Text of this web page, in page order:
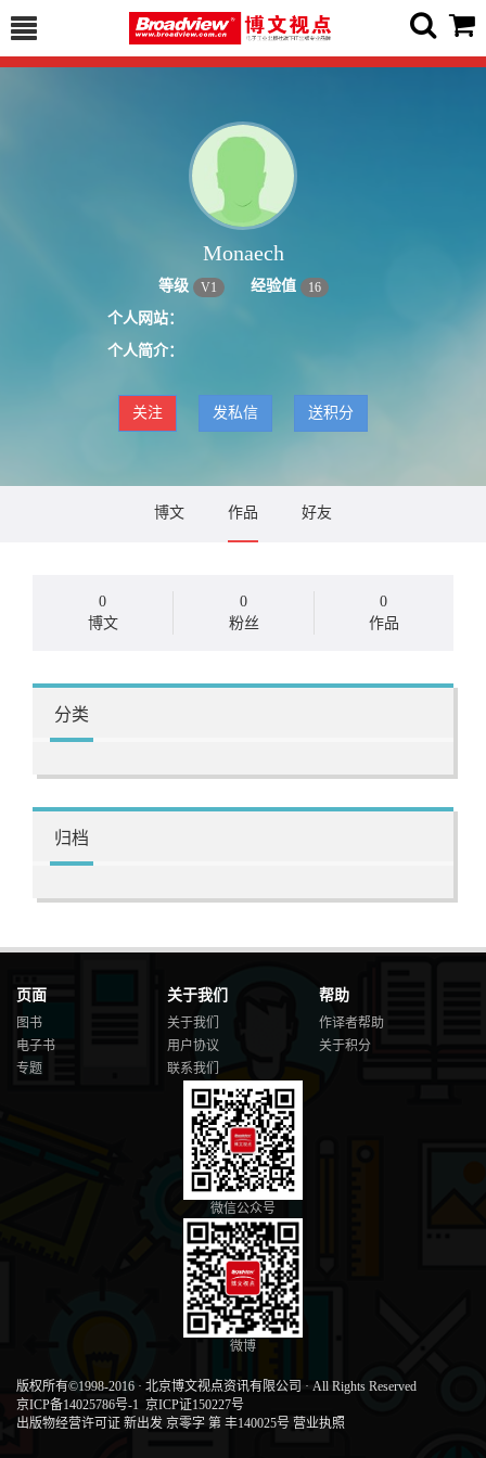
Monaech
等级 V1 经验值 16
个人网站：
个人简介：
关注 发私信 送积分
博文 作品 好友
0
博文
0
粉丝
0
作品
分类
归档
页面
图书
电子书
专题
关于我们
关于我们
用户协议
联系我们
帮助
作译者帮助
关于积分
微信公众号
微博
版权所有©1998-2016 · 北京博文视点资讯有限公司 · All Rights Reserved
京ICP备14025786号-1 京ICP证150227号
出版物经营许可证 新出发 京零字 第 丰140025号 营业执照